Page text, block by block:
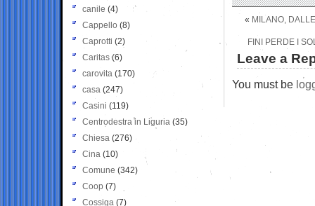
« MILANO,
FINI PERDE I
Leave a
You must be
canile (4)
Cappello (8)
Caprotti (2)
Caritas (6)
carovita (170)
casa (247)
Casini (119)
Centrodestra in Liguria (35)
Chiesa (276)
Cina (10)
Comune (342)
Coop (7)
Cossiga (7)